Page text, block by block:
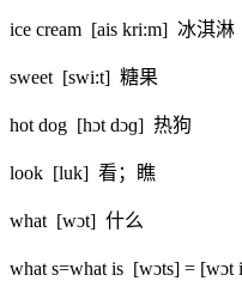
ice cream [ais kri:m] 冰淇淋
sweet [swi:t] 糖果
hot dog [hɔt dɔɡ] 热狗
look [luk] 看；瞧
what [wɔt] 什么
what s=what is [wɔts] =